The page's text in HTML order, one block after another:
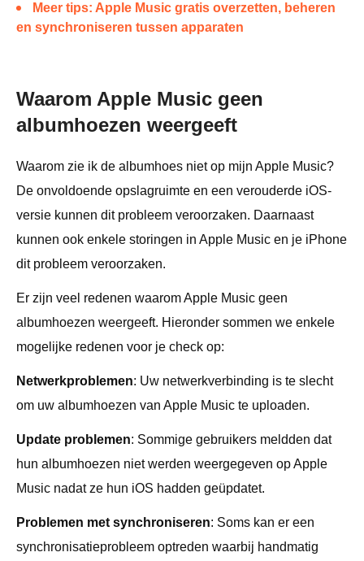
Meer tips: Apple Music gratis overzetten, beheren
en synchroniseren tussen apparaten
Waarom Apple Music geen
albumhoezen weergeeft
Waarom zie ik de albumhoes niet op mijn Apple Music?
De onvoldoende opslagruimte en een verouderde iOS-
versie kunnen dit probleem veroorzaken. Daarnaast
kunnen ook enkele storingen in Apple Music en je iPhone
dit probleem veroorzaken.
Er zijn veel redenen waarom Apple Music geen
albumhoezen weergeeft. Hieronder sommen we enkele
mogelijke redenen voor je check op:
Netwerkproblemen: Uw netwerkverbinding is te slecht
om uw albumhoezen van Apple Music te uploaden.
Update problemen: Sommige gebruikers meldden dat
hun albumhoezen niet werden weergegeven op Apple
Music nadat ze hun iOS hadden geüpdatet.
Problemen met synchroniseren: Soms kan er een
synchronisatieprobleem optreden waarbij handmatig